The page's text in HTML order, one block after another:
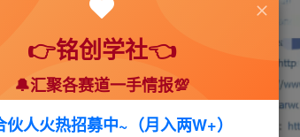
👉铭创学社👈
🔔汇聚各赛道一手情报💯
伙人火热招募中~（月入两W+）